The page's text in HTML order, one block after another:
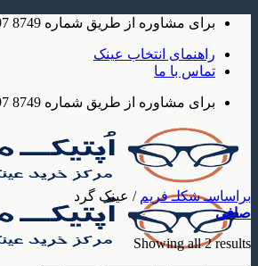
content
برای مشاوره از طریق شماره 8749 8897 - 021 تماس بگیرید
راهنمای انتخاب عینک
تماس با ما
برای مشاوره از طریق شماره 8749 8897 - 021 تماس بگیرید
براساسـ شکلـ فریم عینک گرد
صافی
Showing all 2 results
Sorted